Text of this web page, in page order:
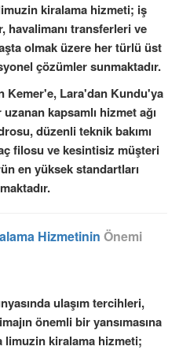
kiralama hizmeti; iş
havalimanı transferleri ve
olmak üzere her türlü üst
çözümler sunmaktadır.
Kemer'e, Lara'dan Kundu'ya
kapsamlı hizmet ağı
düzenli teknik bakımı
filosu ve kesintisiz müşteri
en yüksek standartları
Hizmetinin Önemi
ulaşım tercihleri,
önemli bir yansımasına
kiralama hizmeti;